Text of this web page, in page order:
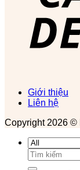
Giới thiệu
Liên hệ
Copyright 2026 ©
Tìm
kiếm: